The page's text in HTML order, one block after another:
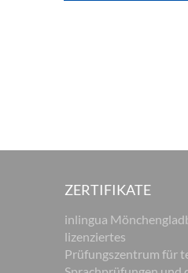
ZERTIFIKATE
inlingua
lizenziertes
Prüfungszentrum für